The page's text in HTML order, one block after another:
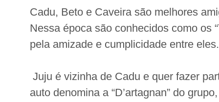
Cadu, Beto e Caveira são melhores
Nessa época são conhecidos como os
pela amizade e cumplicidade entre eles.
Juju é vizinha de Cadu e quer fazer
auto denomina a “D’artagnan” do